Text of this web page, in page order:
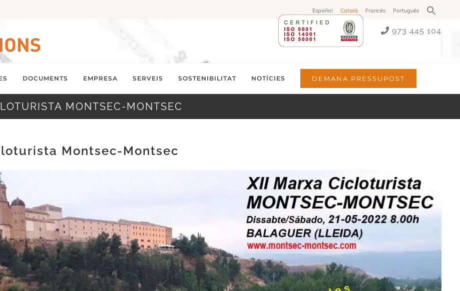
Español Català Francés Português
973 445 104
DOCUMENTS EMPRESA SERVEIS SOSTENIBILITAT NOTÍCIES DEMANA PRESSUPOST
MONTSEC-MONTSEC
Montsec-Montsec